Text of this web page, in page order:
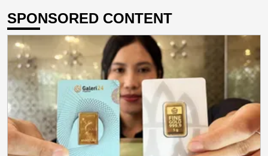
SPONSORED CONTENT